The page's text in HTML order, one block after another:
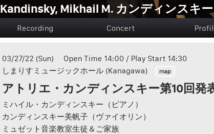
Kandinsky, Mikhail M. カンディンスキー
Recording Concert
03/27/22 (Sun) Open Time 14:00 / Play Start 14:30
しまりすミュージックホール (Kanagawa)
アトリエ・カンディンスキー第10回発
ミハイル・カンディンスキー（ピアノ）
カンディンスキー美帆子（ヴァイオリン）
ミュゼット音楽教室生徒＆ご家族